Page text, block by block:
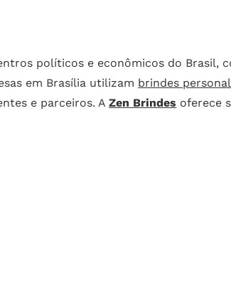
políticos e econômicos do Brasil,
em Brasília utilizam brindes
e parceiros. AZen Brindes oferece